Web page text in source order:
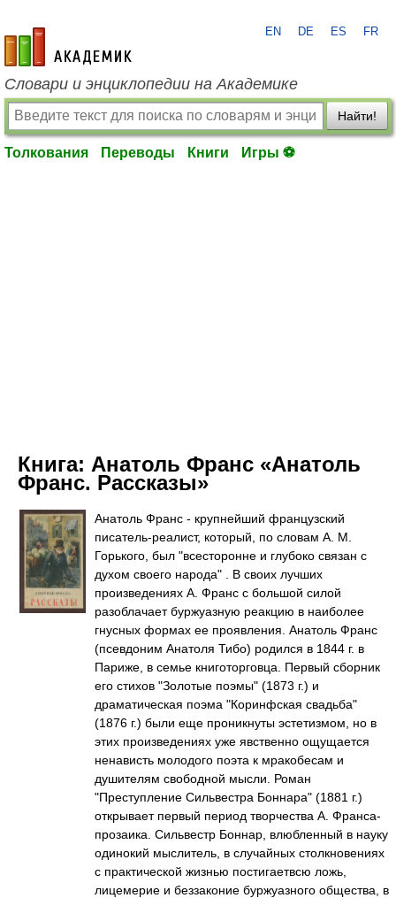
academic.ru
EN DE ES FR
Словари и энциклопедии на Академике
Найти!
Толкования Переводы Книги Игры ⚽
Книга: Анатоль Франс «Анатоль
Франс. Рассказы»
Анатоль Франс - крупнейший французский
писатель-реалист, который, по словам А. М.
Горького, был "всесторонне и глубоко связан с
духом своего народа" . В своих лучших
произведениях А. Франс с большой силой
разоблачает буржуазную реакцию в наиболее
гнусных формах ее проявления. Анатоль Франс
(псевдоним Анатоля Тибо) родился в 1844 г. в
Париже, в семье книготорговца. Первый сборник
его стихов "Золотые поэмы" (1873 г.) и
драматическая поэма "Коринфская свадьба"
(1876 г.) были еще проникнуты эстетизмом, но в
этих произведениях уже явственно ощущается
ненависть молодого поэта к мракобесам и
душителям свободной мысли. Роман
"Преступление Сильвестра Боннара" (1881 г.)
открывает первый период творчества А. Франса-
прозаика. Сильвестр Боннар, влюбленный в науку
одинокий мыслитель, в случайных столкновениях
с практической жизнью постигаетвсю ложь,
лицемерие и беззаконие буржуазного общества, в